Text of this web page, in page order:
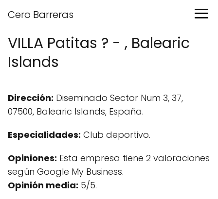
Cero Barreras
VILLA Patitas ? - , Balearic
Islands
Dirección: Diseminado Sector Num 3, 37,
07500, Balearic Islands, España.
Especialidades: Club deportivo.
Opiniones: Esta empresa tiene 2 valoraciones
según Google My Business.
Opinión media: 5/5.